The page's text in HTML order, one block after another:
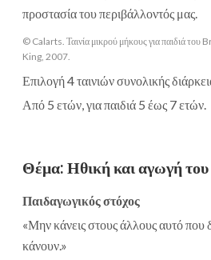
προστασία του περιβάλλοντός μας.
© Calarts. Ταινία μικρού μήκους για παιδιά
King, 2007.
Επιλογή 4 ταινιών συνολικής
Από 5 ετών, για παιδιά 5 έως 7 ετών.
Θέμα: Ηθική και αγωγή του
Παιδαγωγικός στόχος
«Μην κάνεις στους άλλους αυτό που
κάνουν.»